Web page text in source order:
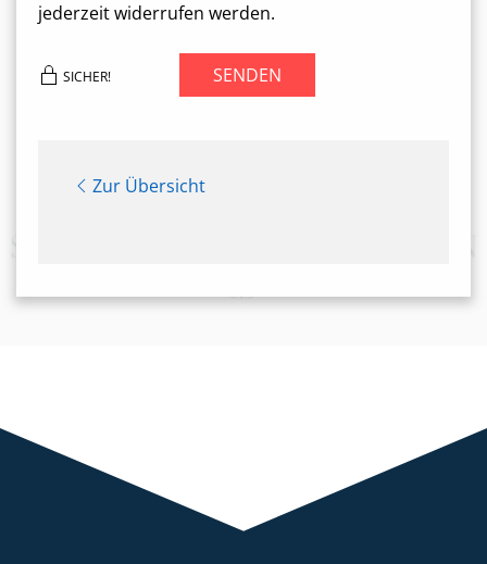
jederzeit widerrufen werden.
SICHER! SENDEN
Zur Übersicht